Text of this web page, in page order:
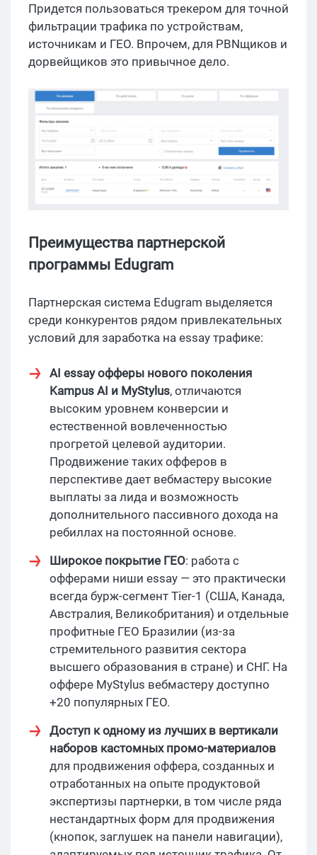
Придется пользоваться трекером для точной
фильтрации трафика по устройствам,
источникам и ГЕО. Впрочем, для PBNщиков и
дорвейщиков это привычное дело.
Преимущества партнерской
программы Edugram
Партнерская система Edugram выделяется
среди конкурентов рядом привлекательных
условий для заработка на essay трафике:
AI essay офферы нового поколения
Kampus AI и MyStylus, отличаются
высоким уровнем конверсии и
естественной вовлеченностью
прогретой целевой аудитории.
Продвижение таких офферов в
перспективе дает вебмастеру высокие
выплаты за лида и возможность
дополнительного пассивного дохода на
ребиллах на постоянной основе.
Широкое покрытие ГЕО: работа с
офферами ниши essay — это практически
всегда бурж-сегмент Tier-1 (США, Канада,
Австралия, Великобритания) и отдельные
профитные ГЕО Бразилии (из-за
стремительного развития сектора
высшего образования в стране) и СНГ. На
оффере MyStylus вебмастеру доступно
+20 популярных ГЕО.
Доступ к одному из лучших в вертикали
наборов кастомных промо-материалов
для продвижения оффера, созданных и
отработанных на опыте продуктовой
экспертизы партнерки, в том числе ряда
нестандартных форм для продвижения
(кнопок, заглушек на панели навигации),